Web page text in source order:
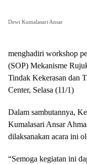
Dewi Kumalasari Ansar
menghadiri workshop
(SOP) Mekanisme
Tindak Kekerasan dan
Center, Selasa (11/1)
Dalam sambutannya,
Kumalasari Ansar
dilaksanakan acara ini
“Semoga kegiatan ini